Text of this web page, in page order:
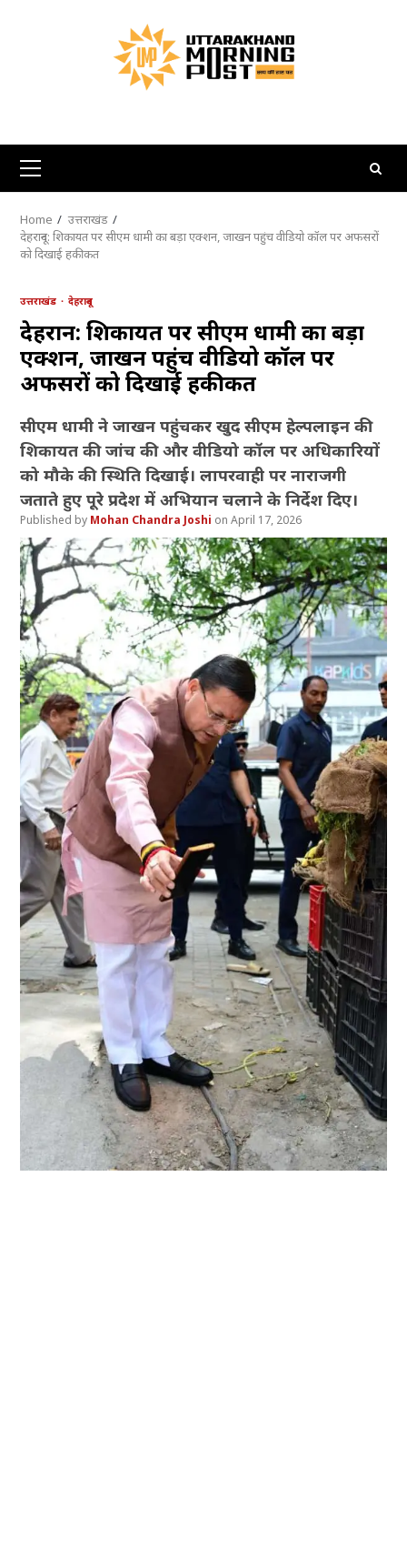
Primary
Menu
Home
उत्तराखंड
देहरादून: शिकायत पर सीएम धामी का बड़ा एक्शन, जाखन पहुंच वीडियो कॉल पर अफसरों
को दिखाई हकीकत
उत्तराखंड देहरादून
देहरादून: शिकायत पर सीएम धामी का बड़ा
एक्शन, जाखन पहुंच वीडियो कॉल पर
अफसरों को दिखाई हकीकत
सीएम धामी ने जाखन पहुंचकर खुद सीएम हेल्पलाइन की
शिकायत की जांच की और वीडियो कॉल पर अधिकारियों
को मौके की स्थिति दिखाई। लापरवाही पर नाराजगी
जताते हुए पूरे प्रदेश में अभियान चलाने के निर्देश दिए।
Mohan Chandra Joshi April 17, 2026